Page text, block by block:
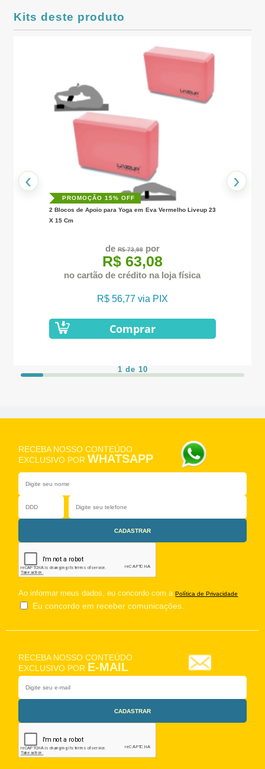
Kits deste produto
‹
PROMOÇÃO 15% OFF
2 Blocos de Apoio para Yoga em Eva Vermelho Liveup 23
X 15 Cm
de R$ 73,98por
R$ 63,08
no cartão de crédito na loja física
R$ 56,77 via PIX
Comprar
›
1 de 10
RECEBA NOSSO CONTEÚDO
EXCLUSIVO POR WHATSAPP
Ao informar meus dados, eu concordo com aPolítica de Privacidade.
Eu concordo em receber comunicações.
RECEBA NOSSO CONTEÚDO
EXCLUSIVO POR E-MAIL